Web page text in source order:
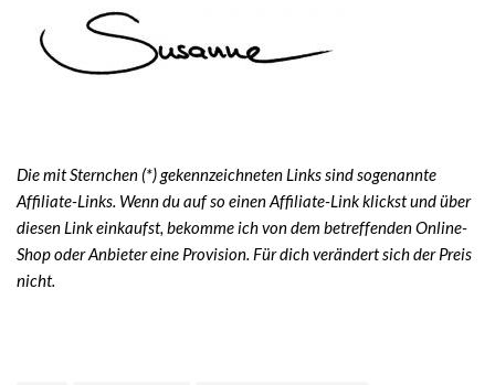
Die mit Sternchen (*) gekennzeichneten Links sind sogenannte
Affiliate-Links. Wenn du auf so einen Affiliate-Link klickst und über
diesen Link einkaufst, bekomme ich von dem betreffenden Online-
Shop oder Anbieter eine Provision. Für dich verändert sich der Preis
nicht.